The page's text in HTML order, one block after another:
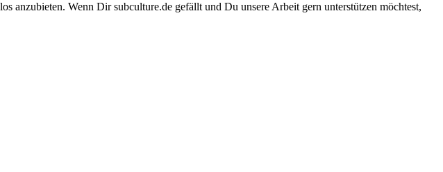
anzubieten. Wenn Dir subculture.de gefällt und Du unsere Arbeit gern unterstützen möchtest,